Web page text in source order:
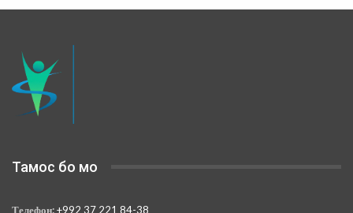
Тамос бо мо
Телефон:+992 37 221 84-38